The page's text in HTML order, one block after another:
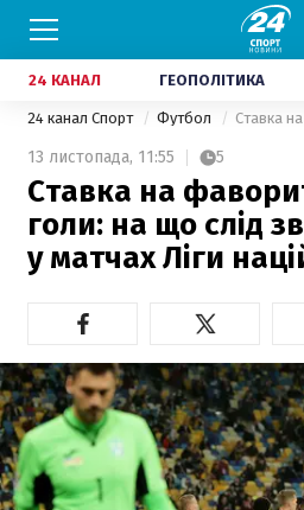
24 КАНАЛ ГЕОПОЛІТИКА
24 канал Спорт Футбол
13 листопада, 11:55 5
Ставка на
голи: на що слід
у матчах Ліги